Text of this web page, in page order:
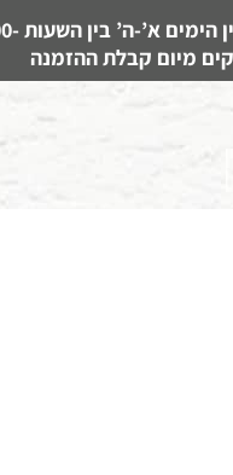
קנייה בחנות, איסוף